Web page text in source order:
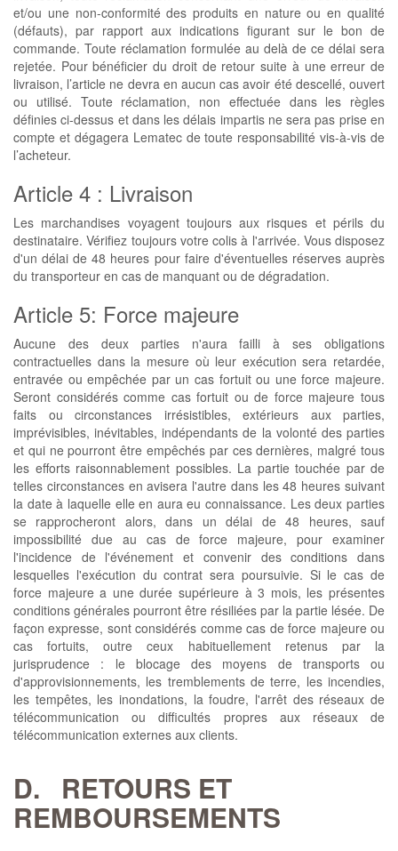
et/ou une non-conformité des produits en nature ou en qualité
(défauts), par rapport aux indications figurant sur le bon de
commande. Toute réclamation formulée au delà de ce délai sera
rejetée. Pour bénéficier du droit de retour suite à une erreur de
livraison, l’article ne devra en aucun cas avoir été descellé, ouvert
ou utilisé. Toute réclamation, non effectuée dans les règles
définies ci-dessus et dans les délais impartis ne sera pas prise en
compte et dégagera Lematec de toute responsabilité vis-à-vis de
l’acheteur.
Article 4 : Livraison
Les marchandises voyagent toujours aux risques et périls du
destinataire. Vérifiez toujours votre colis à l'arrivée. Vous disposez
d'un délai de 48 heures pour faire d'éventuelles réserves auprès
du transporteur en cas de manquant ou de dégradation.
Article 5: Force majeure
Aucune des deux parties n'aura failli à ses obligations
contractuelles dans la mesure où leur exécution sera retardée,
entravée ou empêchée par un cas fortuit ou une force majeure.
Seront considérés comme cas fortuit ou de force majeure tous
faits ou circonstances irrésistibles, extérieurs aux parties,
imprévisibles, inévitables, indépendants de la volonté des parties
et qui ne pourront être empêchés par ces dernières, malgré tous
les efforts raisonnablement possibles. La partie touchée par de
telles circonstances en avisera l'autre dans les 48 heures suivant
la date à laquelle elle en aura eu connaissance. Les deux parties
se rapprocheront alors, dans un délai de 48 heures, sauf
impossibilité due au cas de force majeure, pour examiner
l'incidence de l'événement et convenir des conditions dans
lesquelles l'exécution du contrat sera poursuivie. Si le cas de
force majeure a une durée supérieure à 3 mois, les présentes
conditions générales pourront être résiliées par la partie lésée. De
façon expresse, sont considérés comme cas de force majeure ou
cas fortuits, outre ceux habituellement retenus par la
jurisprudence : le blocage des moyens de transports ou
d'approvisionnements, les tremblements de terre, les incendies,
les tempêtes, les inondations, la foudre, l'arrêt des réseaux de
télécommunication ou difficultés propres aux réseaux de
télécommunication externes aux clients.
D. RETOURS ET
REMBOURSEMENTS